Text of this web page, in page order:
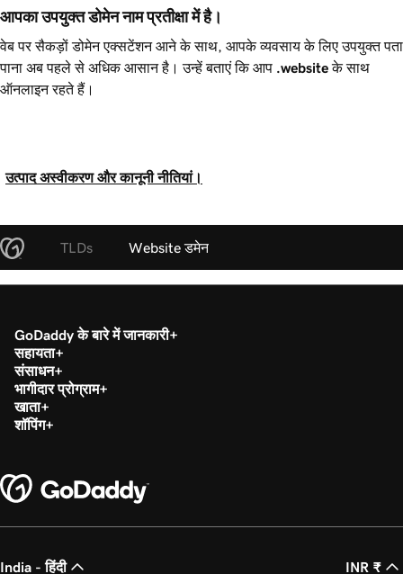
आपका उपयुक्त डोमेन नाम प्रतीक्षा में है।
वेब पर सैकड़ों डोमेन एक्सटेंशन आने के साथ, आपके व्यवसाय के लिए उपयुक्त पता
पाना अब पहले से अधिक आसान है। उन्हें बताएं कि आप .websiteके साथ
ऑनलाइन रहते हैं।
उत्पाद अस्वीकरण और कानूनी नीतियां।
TLDs Website डमेन
GoDaddy के बारे में जानकारी
सहायता
संसाधन
भागीदार प्रोग्राम
खाता
शॉपिंग
India - हिंदी INR ₹